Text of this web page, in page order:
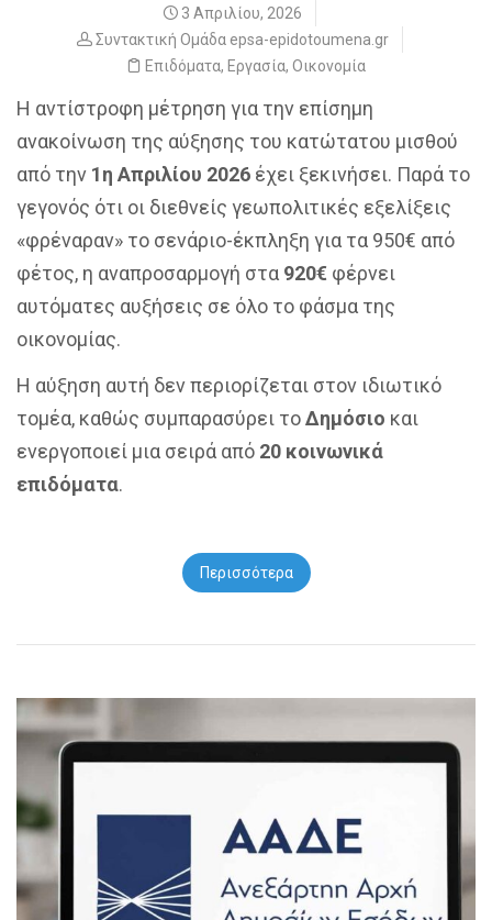
3 Απριλίου, 2026
Συντακτική Ομάδα epsa-epidotoumena.gr
Επιδόματα, Εργασία, Οικονομία
Η αντίστροφη μέτρηση για την επίσημη
ανακοίνωση της αύξησης του κατώτατου μισθού
από την 1η Απριλίου 2026 έχει ξεκινήσει. Παρά το
γεγονός ότι οι διεθνείς γεωπολιτικές εξελίξεις
«φρέναραν» το σενάριο-έκπληξη για τα 950€ από
φέτος, η αναπροσαρμογή στα 920€ φέρνει
αυτόματες αυξήσεις σε όλο το φάσμα της
οικονομίας.
Η αύξηση αυτή δεν περιορίζεται στον ιδιωτικό
τομέα, καθώς συμπαρασύρει τοΔημόσιο και
ενεργοποιεί μια σειρά από 20 κοινωνικά
επιδόματα.
Περισσότερα